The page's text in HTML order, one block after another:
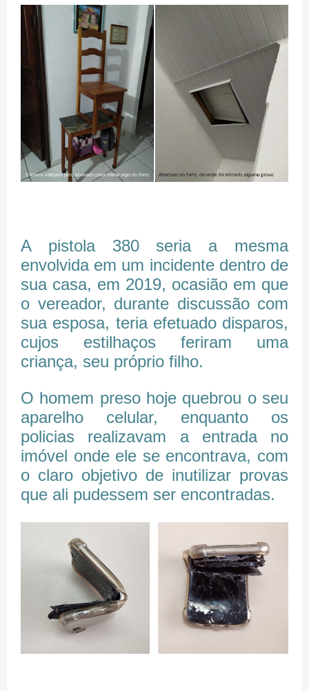
A pistola 380 seria a mesma
envolvida em um incidente dentro de
sua casa, em 2019, ocasião em que
o vereador, durante discussão com
sua esposa, teria efetuado disparos,
cujos estilhaços feriram uma
criança, seu próprio filho.
O homem preso hoje quebrou o seu
aparelho celular, enquanto os
policias realizavam a entrada no
imóvel onde ele se encontrava, com
o claro objetivo de inutilizar provas
que ali pudessem ser encontradas.